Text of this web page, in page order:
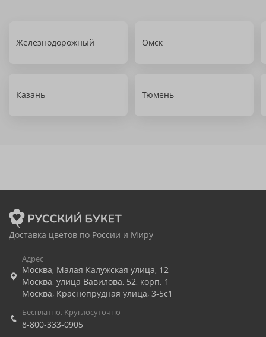
Железнодорожный Омск
Казань Тюмень
Доставка цветов по России и Миру
Адрес
Москва, Малая Калужская улица, 12
Москва, улица Вавилова, 52, корп. 1
Москва, Краснопрудная улица, 3-5с1
Бесплатно. Круглосуточно
8-800-333-0905